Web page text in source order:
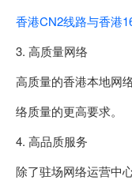
香港CN2线路与香港
3. 高质量网络
高质量的香港本地网
络质量的更高要求。
4. 高品质服务
除了驻场网络运营中